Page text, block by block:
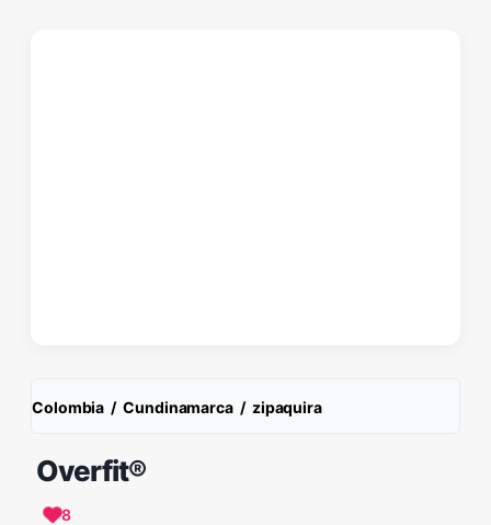
Colombia / Cundinamarca / zipaquira
Overfit®
8